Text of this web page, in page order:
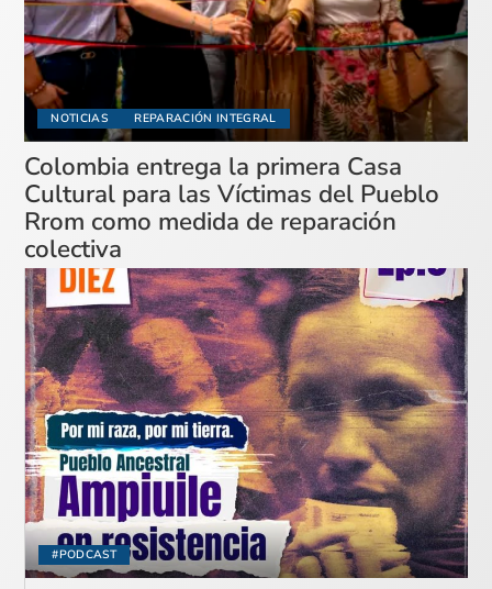
NOTICIAS REPARACIÓN INTEGRAL
Colombia entrega la primera Casa
Cultural para las Víctimas del Pueblo
Rrom como medida de reparación
colectiva
#PODCAST